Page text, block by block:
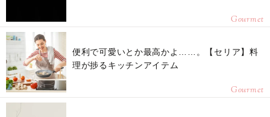
Gourmet
便利で可愛いとか最高かよ……。【セリア】料
理が捗るキッチンアイテム
Gourmet